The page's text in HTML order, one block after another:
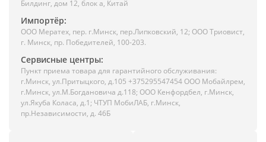
Билдинг, дом 12, блок а, Китай
Импортёр:
ООО Мератех, пер. г.Минск, пер.Липковский, 12; ООО Триовист,
г. Минск, пр. Победителей, 100-203.
Сервисные центры:
Пункт приема товара для гарантийного обслуживания:
г.Минск, ул.Притыцкого, д.105 +375295547454 ООО Мобайлрем,
г.Минск, ул.М.Богдановича д.118; ООО Кенфордбел, г.Минск,
ул.Якуба Коласа, д.1; ЧТУП МобиЛАБ, г.Минск,
пр.Независимости, д. 46Б